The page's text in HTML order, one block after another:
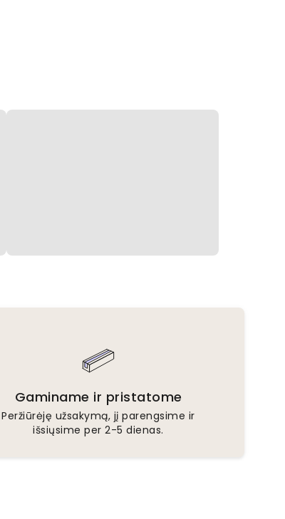
Gaminame ir pristatome
Peržiūrėję užsakymą, jį parengsime ir
išsiųsime per 2-5 dienas.